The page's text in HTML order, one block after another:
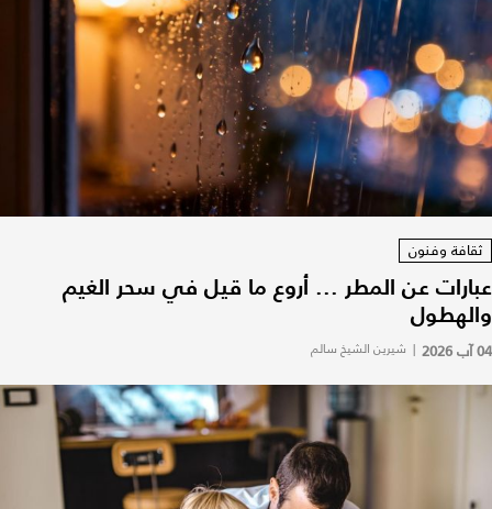
ثقافة وفنون
عبارات عن المطر ... أروع ما قيل في سحر الغيم
والهطول
04 آب 2026 | شيرين الشيخ سالم